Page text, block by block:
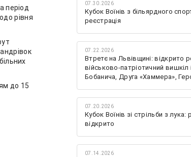
період
рівня
до 15
07.30.2026
Кубок Воїнів з більярдного
реєстрація
07.22.2026
Втретє на Львівщині: відкрито
військово-патріотичний вишкіл
Бобанича, Друга «Хаммера»,
07.20.2026
Кубок Воїнів зі стрільби з лука:
відкрито
07.14.2026